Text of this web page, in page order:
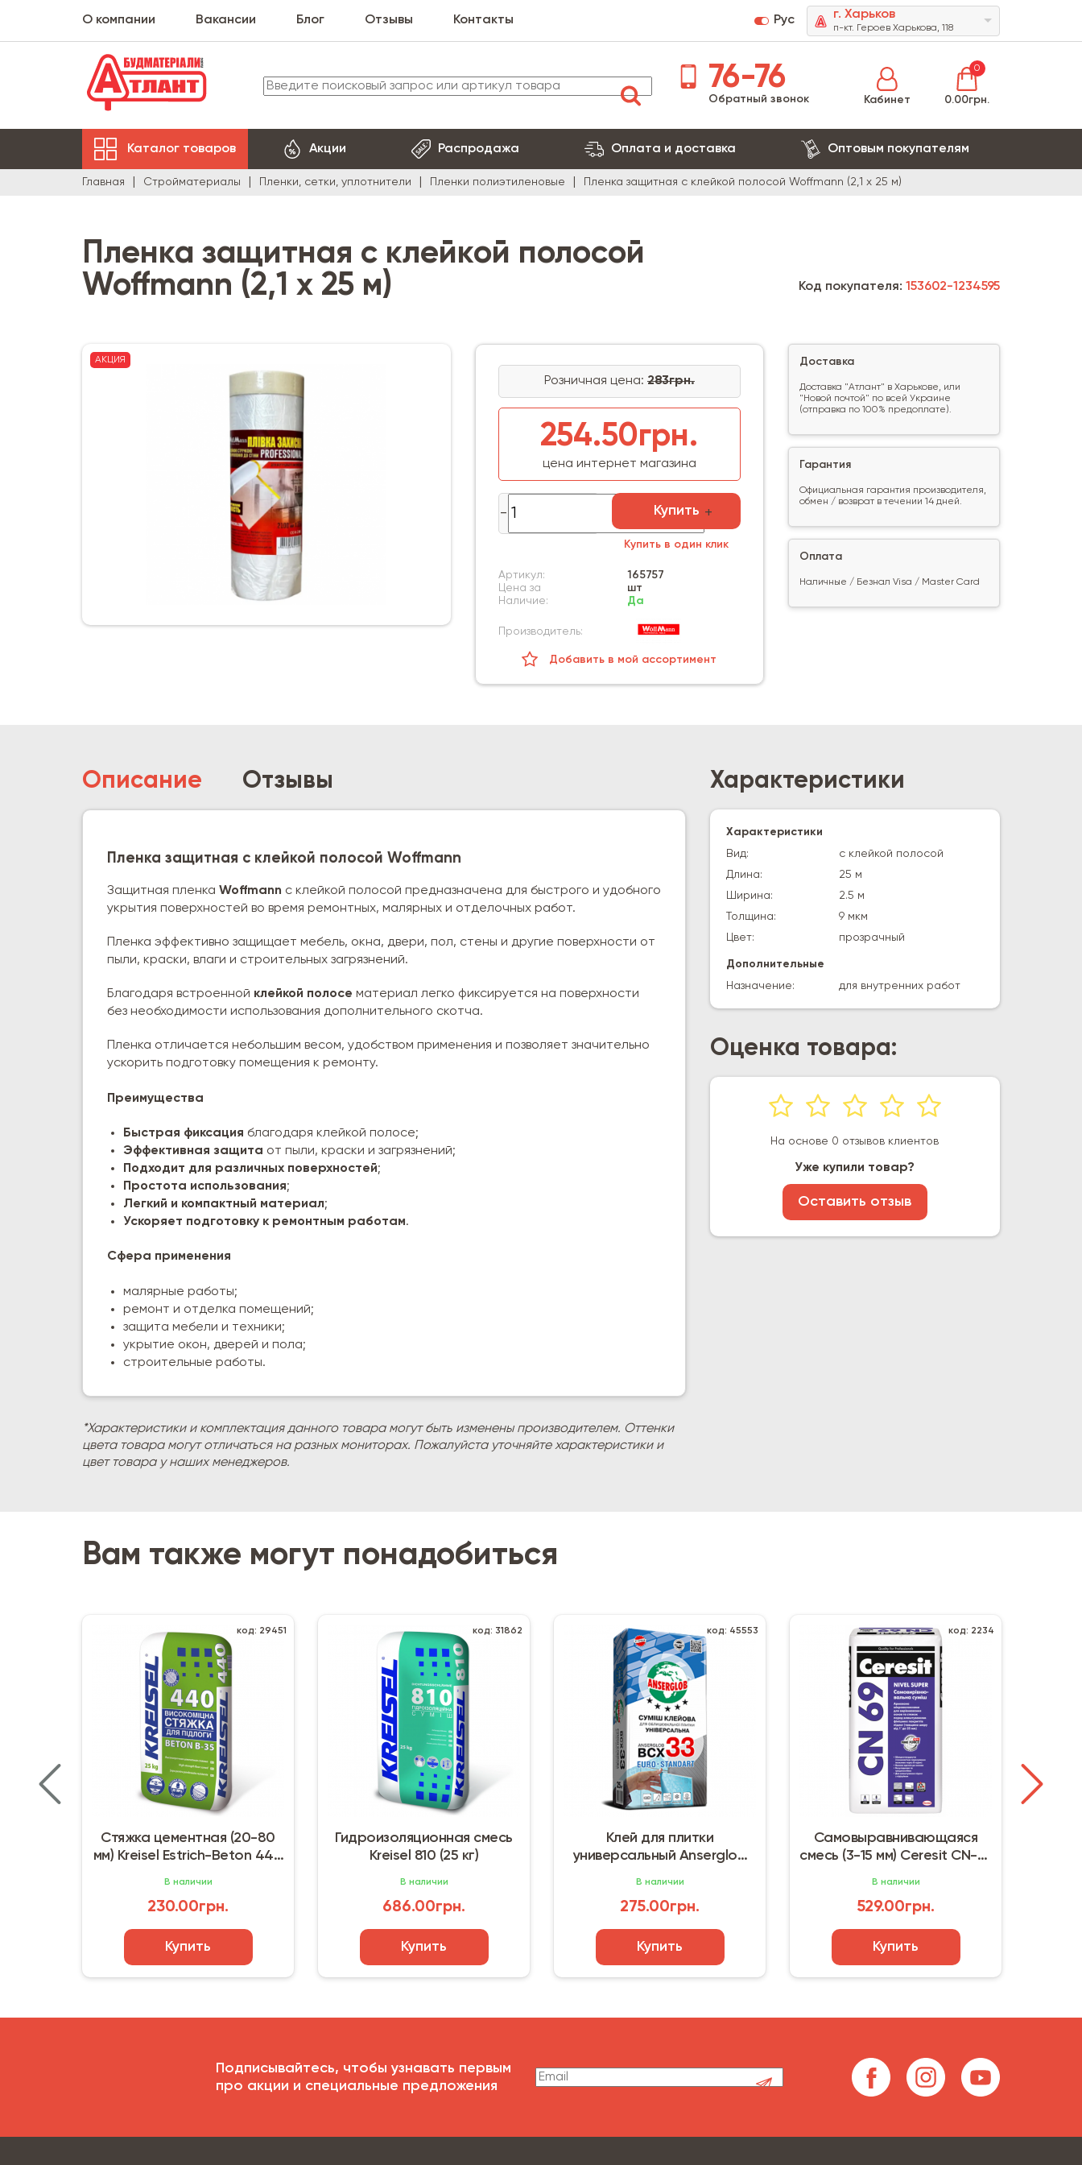
О компании Вакансии Блог Отзывы Контакты Рус г. Харьков
п-кт. Героев Харькова, 118
76-76
Обратный звонок Кабинет
0
0.00грн.
Каталог товаров Акции Распродажа Оплата и доставка Оптовым покупателям
Главная Стройматериалы Пленки, сетки, уплотнители Пленки полиэтиленовые Пленка защитная с клейкой полосой Woffmann (2,1 х 25 м)
Пленка защитная с клейкой полосой
Woffmann (2,1 х 25 м)
АКЦИЯ
Розничная цена: 283грн.
254.50грн.
цена интернет магазина
Купить
Купить в один клик
Артикул:
165757
Цена за
шт
Наличие:
Да
Производитель:
Добавить в мой ассортимент
Код покупателя: 153602-1234595
Доставка
Доставка "Атлант" в Харькове, или
"Новой почтой" по всей Украине
(отправка по 100% предоплате).
Гарантия
Официальная гарантия производителя,
обмен / возврат в течении 14 дней.
Оплата
Наличные / Безнал Visa / Master Card
Описание Отзывы
Пленка защитная с клейкой полосой Woffmann
Защитная пленка Woffmann с клейкой полосой предназначена для быстрого и удобного
укрытия поверхностей во время ремонтных, малярных и отделочных работ.
Пленка эффективно защищает мебель, окна, двери, пол, стены и другие поверхности от
пыли, краски, влаги и строительных загрязнений.
Благодаря встроенной клейкой полосе материал легко фиксируется на поверхности
без необходимости использования дополнительного скотча.
Пленка отличается небольшим весом, удобством применения и позволяет значительно
ускорить подготовку помещения к ремонту.
Преимущества
Быстрая фиксация благодаря клейкой полосе;
Эффективная защита от пыли, краски и загрязнений;
Подходит для различных поверхностей;
Простота использования;
Легкий и компактный материал;
Ускоряет подготовку к ремонтным работам.
Сфера применения
малярные работы;
ремонт и отделка помещений;
защита мебели и техники;
укрытие окон, дверей и пола;
строительные работы.
*Характеристики и комплектация данного товара могут быть изменены производителем. Оттенки
цвета товара могут отличаться на разных мониторах. Пожалуйста уточняйте характеристики и
цвет товара у наших менеджеров.
Характеристики
Характеристики
Вид:
с клейкой полосой
Длина:
25 м
Ширина:
2.5 м
Толщина:
9 мкм
Цвет:
прозрачный
Дополнительные
Назначение:
для внутренних работ
Оценка товара:
На основе 0 отзывов клиентов
Уже купили товар?
Оставить отзыв
Вам также могут понадобиться
код: 29451
Стяжка цементная (20-80
мм) Kreisel Estrich-Beton 440
В наличии
230.00грн.
Купить
код: 31862
Гидроизоляционная смесь
Kreisel 810 (25 кг)
В наличии
686.00грн.
Купить
код: 45553
Клей для плитки
универсальный Anserglob
В наличии
275.00грн.
Купить
код: 2234
Самовыравнивающаяся
смесь (3-15 мм) Ceresit CN-69
В наличии
529.00грн.
Купить
Next
Подписывайтесь, чтобы узнавать первым
про акции и специальные предложения